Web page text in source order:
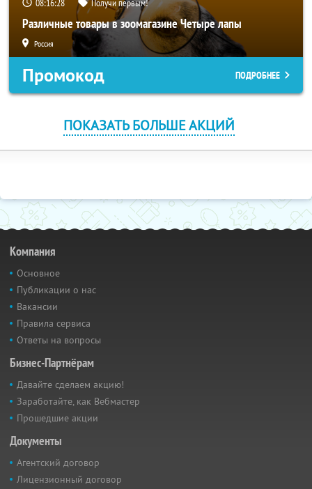
08:16:28 Получи первым!
Различные товары в зоомагазине Четыре лапы
Россия
Промокод ПОДРОБНЕЕ
ПОКАЗАТЬ БОЛЬШЕ АКЦИЙ
Компания
Основное
Публикации о нас
Вакансии
Правила сервиса
Ответы на вопросы
Бизнес-Партнёрам
Давайте сделаем акцию!
Заработайте, как Вебмастер
Прошедшие акции
Документы
Агентский договор
Лицензионный договор